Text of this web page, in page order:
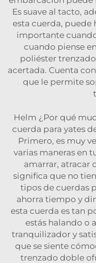
Es suave al tacto,
esta cuerda, puede
importante
cuando piense
poliéster
acertada. Cuenta
que le permite
Helm ¿Por qué
cuerda para yates
Primero, es muy
varias maneras en
amarrar, atracar
significa que no
tipos de cuerdas
ahorra tiempo y
esta cuerda es tan
estás halando o
tranquilizador y
que se siente
trenzado doble